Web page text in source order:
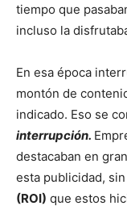
tiempo que
incluso la
En esa época
montón de
indicado. Eso se
interrupción.
destacaban en
esta publicidad,
(ROI) que estos